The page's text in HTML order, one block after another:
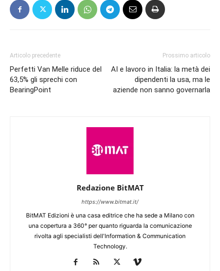
Articolo precedente
Perfetti Van Melle riduce del
63,5% gli sprechi con
BearingPoint
Prossimo articolo
AI e lavoro in Italia: la metà dei
dipendenti la usa, ma le
aziende non sanno governarla
Redazione BitMAT
https://www.bitmat.it/
BitMAT Edizioni è una casa editrice che ha sede a Milano con
una copertura a 360° per quanto riguarda la comunicazione
rivolta agli specialisti dell'lnformation & Communication
Technology.